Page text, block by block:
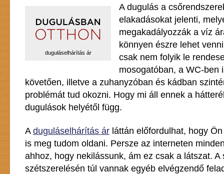
duguláselhárítás ár
A dugulás a
elakadásokat jelenti,
megakadályozzák a víz
könnyen észre lehet
csak nem folyik le
mosogatóban, a WC-ben
követően, illetve a zuhanyzóban és kádban
problémát tud okozni. Hogy mi áll ennek a
dugulások helyétől függ.
A duguláselhárítás ár láttán előfordulhat, hogy
is meg tudom oldani. Persze az interneten
ahhoz, hogy nekilássunk, ám ez csak a látszat. A
szétszerelésén túl vannak egyéb elvégzendő